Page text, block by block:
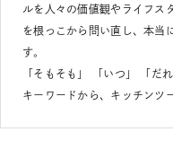
ルを人々の価値観やライフス
を根っこから問い直し、本当
す。
「そもそも」 「いつ」 「だ
キーワードから、キッチンツ